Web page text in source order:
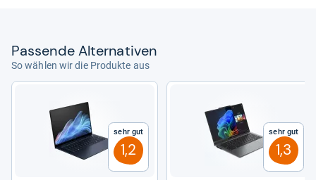
Pas­sende Alter­na­ti­ven
So wählen wir die Produkte aus
Sehr gut
1,2
Sehr gut
1,3